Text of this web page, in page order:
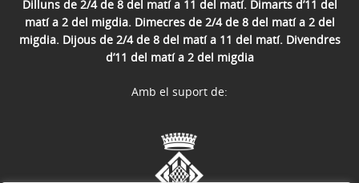
Dilluns de 2/4 de 8 del matí a 11 del matí. Dimarts d’11 del
matí a 2 del migdia. Dimecres de 2/4 de 8 del matí a 2 del
migdia. Dijous de 2/4 de 8 del matí a 11 del matí. Divendres
d’11 del matí a 2 del migdia
Amb el suport de: